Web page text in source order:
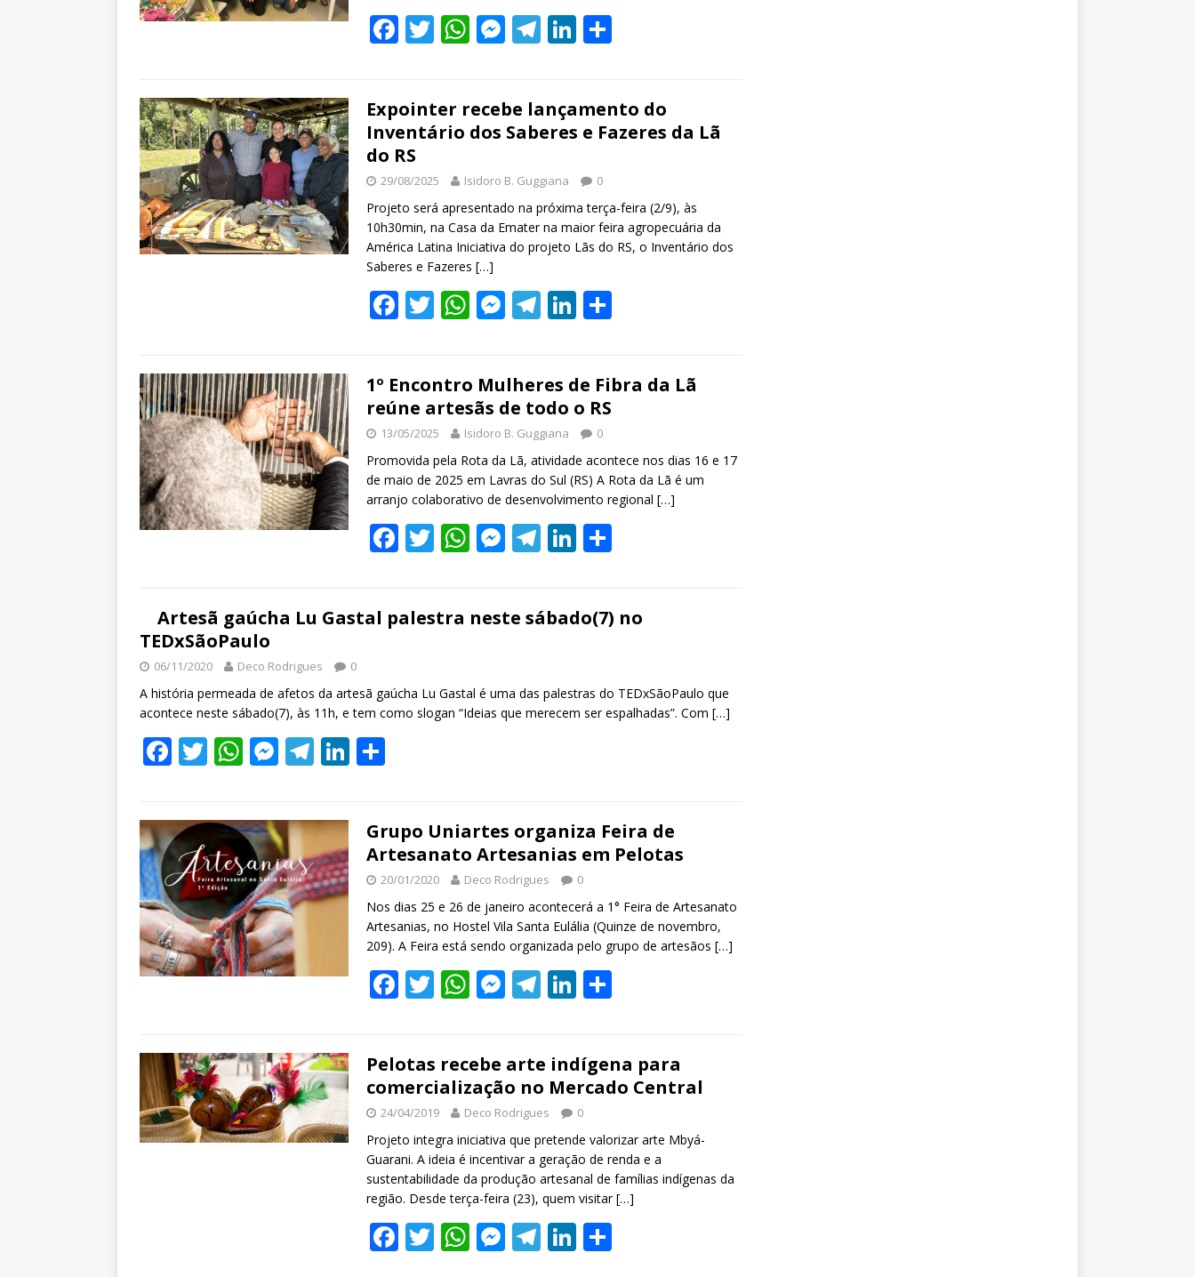
F
ac
b
o
o
k
T
w
er
W
h
s
A
p
p
M
e
e
n
g
er
T
el
gr
a
m
Li
n
e
dI
n
e
Expointer recebe lançamento do
Inventário dos Saberes e Fazeres da Lã
do RS
29/08/2025 Isidoro B. Guggiana 0
Projeto será apresentado na próxima terça-feira (2/9), às
10h30min, na Casa da Emater na maior feira agropecuária da
América Latina Iniciativa do projeto Lãs do RS, o Inventário dos
Saberes e Fazeres […]
F
ac
b
o
o
k
T
w
er
W
h
s
A
p
p
M
e
e
n
g
er
T
el
gr
a
m
Li
n
e
dI
n
e
1º Encontro Mulheres de Fibra da Lã
reúne artesãs de todo o RS
13/05/2025 Isidoro B. Guggiana 0
Promovida pela Rota da Lã, atividade acontece nos dias 16 e 17
de maio de 2025 em Lavras do Sul (RS) A Rota da Lã é um
arranjo colaborativo de desenvolvimento regional […]
F
ac
b
o
k
T
w
er
W
h
s
p
p
M
e
e
er
T
el
gr
m
Li
n
e e
Artesã gaúcha Lu Gastal palestra neste sábado(7) no
TEDxSãoPaulo
06/11/2020 Deco Rodrigues 0
A história permeada de afetos da artesã gaúcha Lu Gastal é uma das palestras do TEDxSãoPaulo que
acontece neste sábado(7), às 11h, e tem como slogan “Ideias que merecem ser espalhadas”. Com […]
F
ac
b
o
o
k
T
w
er
W
h
s
A
p
p
M
e
e
n
g
er
T
el
gr
a
m
Li
n
dI
n
e
Grupo Uniartes organiza Feira de
Artesanato Artesanias em Pelotas
20/01/2020 Deco Rodrigues 0
Nos dias 25 e 26 de janeiro acontecerá a 1° Feira de Artesanato
Artesanias, no Hostel Vila Santa Eulália (Quinze de novembro,
209). A Feira está sendo organizada pelo grupo de artesãos […]
F
ac
b
o
o
k
T
w
er
W
h
s
A
p
p
M
e
e
n
g
er
T
el
gr
a
m
Li
n
e
dI
n
e
Pelotas recebe arte indígena para
comercialização no Mercado Central
24/04/2019 Deco Rodrigues 0
Projeto integra iniciativa que pretende valorizar arte Mbyá-
Guarani. A ideia é incentivar a geração de renda e a
sustentabilidade da produção artesanal de famílias indígenas da
região. Desde terça-feira (23), quem visitar[…]
F
ac
T
w
W
h
M
e
T
el
Li
n